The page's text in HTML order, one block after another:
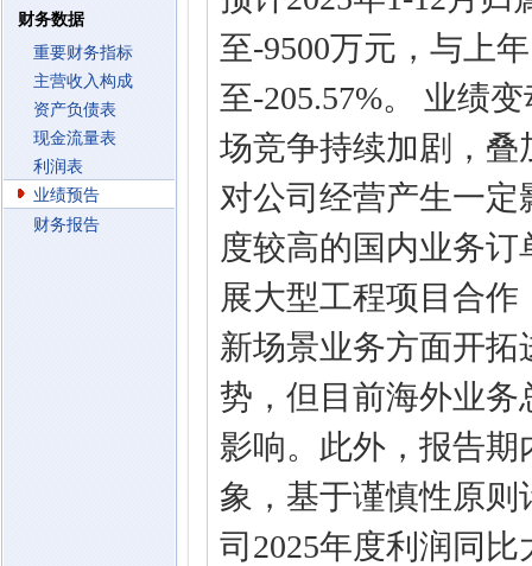
财务数据
重要财务指标
主营收入构成
资产负债表
现金流量表
利润表
业绩预告
财务报告
至-9500万元，与上
至-205.57%。 业绩
场竞争持续加剧，
对公司经营产生一
度较高的国内业务
展大型工程项目合
新场景业务方面开
势，但目前海外业
影响。此外，报告
象，基于谨慎性原
司2025年度利润同比